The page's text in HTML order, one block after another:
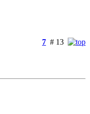
7 # 13